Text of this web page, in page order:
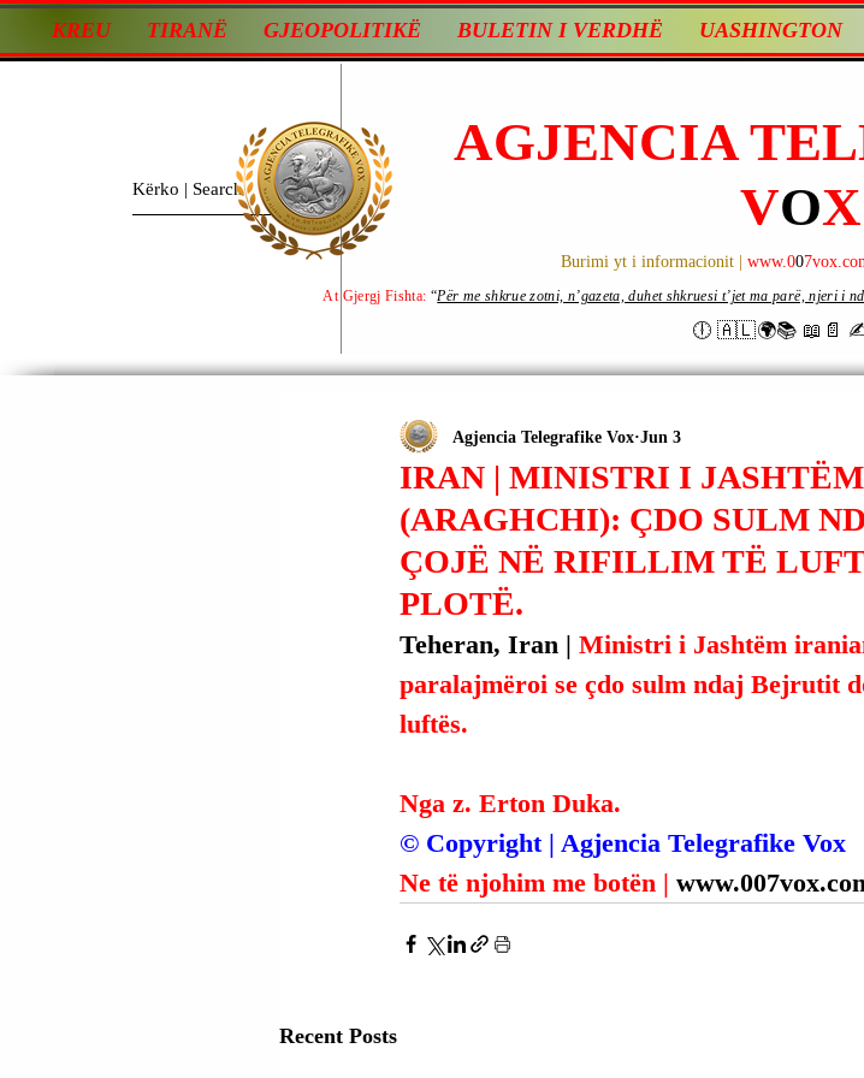
KREU TIRANË GJEOPOLITIKË BULETIN I VERDHË UASHINGTON
AGJENCIA
VOX
Burimi yt i informacionit | www.00
🕕 🇦🇱🌍📚 📖📄
At Gjergj Fishta: “Për me shkrue zotni, n’gazeta, duhet shkruesi t’jet ma parë, njeri i
IRAN | MINISTRI I
(ARAGHCHI): ÇDO SULM
ÇOJË NË RIFILLIM TË
PLOTË.
Agjencia Telegrafike Vox Jun 3
Teheran, Iran | Ministri i Jashtëm
paralajmëroi se çdo sulm ndaj Bejrutit
luftës.
Nga z. Erton Duka.
© Copyright | Agjencia Telegrafike Vox
Ne të njohim me botën |
Recent Posts